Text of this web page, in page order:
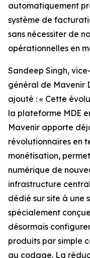
automatiquement
système de
sans nécessiter de
opérationnelles en
Sandeep Singh,
général de Mavenir
ajouté : « Cette
la plateforme MDE
Mavenir apporte
révolutionnaires en
monétisation,
numérique de
infrastructure
dédié sur site à une
spécialement
désormais
produits par simple
au codage. La